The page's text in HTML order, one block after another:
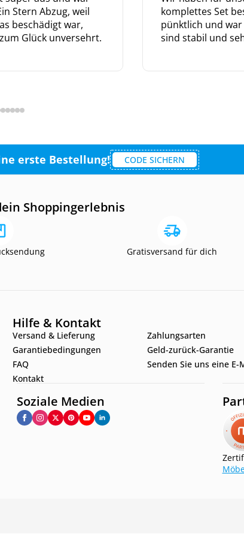
Stern Abzug, weil
beschädigt war,
Glück unversehrt.
komplettes Set
pünktlich und
sind stabil und
erste Bestellung! CODE SICHERN
Shoppingerlebnis
Gratisversand für dich
Hilfe & Kontakt
Versand & Lieferung Zahlungsarten
Garantiebedingungen
Geld-zurück-Garantie
FAQ
Senden Sie uns eine E-
Kontakt
Soziale Medien